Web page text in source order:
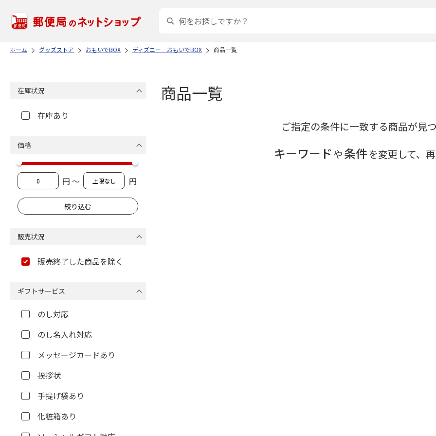
ホーム グッズストア おもいでBOX ディズニー おもいでBOX 商品一覧
商品一覧
ご指定の条件に一致する商品が見
キーワードや条件を変更して、
在庫状況
在庫あり
価格
円 ～ 円
販売状況
販売終了した商品を除く
ギフトサービス
のし対応
のし名入れ対応
メッセージカードあり
挨拶状
手提げ袋あり
化粧箱あり